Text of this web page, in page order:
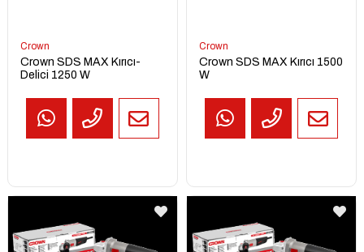
Crown
Crown SDS MAX Kırıcı-
Delici 1250 W
Crown
Crown SDS MAX Kırıcı 1500
W